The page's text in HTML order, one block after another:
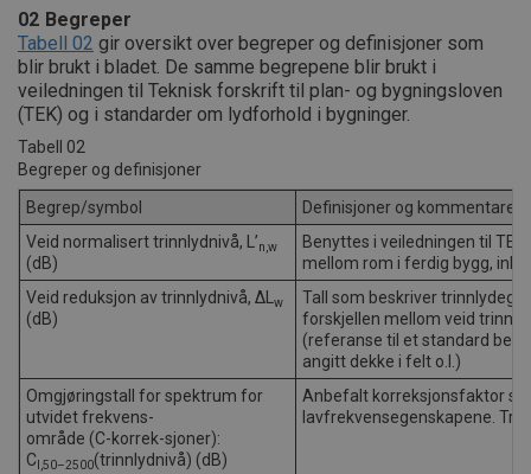
02 Begreper
Tabell 02 gir oversikt over begreper og definisjoner som
blir brukt i bladet. De samme begrepene blir brukt i
veiledningen til Teknisk forskrift til plan- og bygningsloven
(TEK) og i standarder om lydforhold i bygninger.
Tabell 02
Begreper og definisjoner
Begrep/symbol
Definisjoner og kommentarer
Veid normalisert trinnlydnivå, L’n,w
(dB)
Benyttes i veiledningen til
mellom rom i ferdig bygg,
Veid reduksjon av trinnlydnivå, ΔL w
(dB)
Tall som beskriver
forskjellen mellom veid
(referanse til et standard
angitt dekke i felt o.l.)
Omgjøringstall for spektrum for
utvidet frekvens-
område (C-korrek-sjoner):
CI,50–2500(trinnlydnivå) (dB)
Anbefalt korreksjonsfaktor
lavfrekvensegenskapene.